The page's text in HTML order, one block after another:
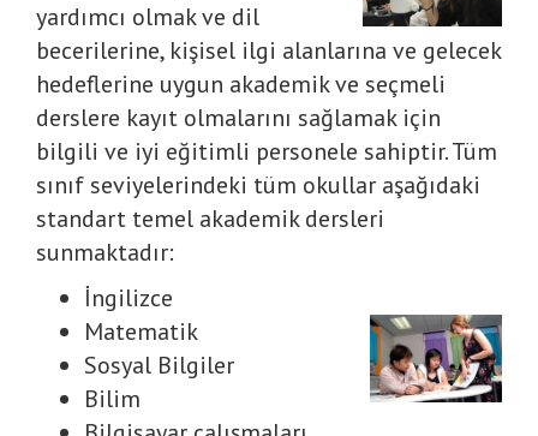
yardımcı olmak ve dil
becerilerine, kişisel ilgi alanlarına ve gelecek
hedeflerine uygun akademik ve seçmeli
derslere kayıt olmalarını sağlamak için
bilgili ve iyi eğitimli personele sahiptir. Tüm
sınıf seviyelerindeki tüm okullar aşağıdaki
standart temel akademik dersleri
sunmaktadır:
İngilizce
Matematik
Sosyal Bilgiler
Bilim